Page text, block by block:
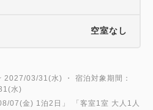
空室なし
03/31(水) ・ 宿泊対象期間：
水)
07(金) 1泊2日 」 「客室1室 大人1人